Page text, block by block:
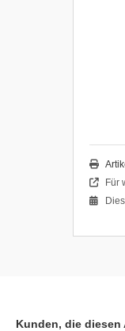
Für
Kunden, die